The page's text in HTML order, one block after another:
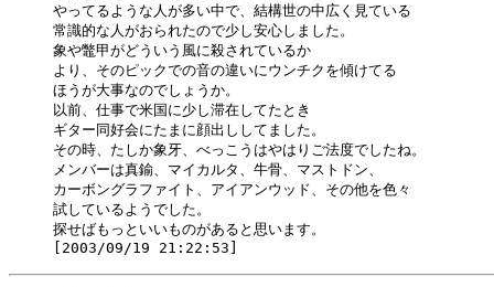
やってるような人が多い中で、結構世の中広く見ている
常識的な人がおられたので少し安心しました。
象や鼈甲がどういう風に殺されているか
より、そのピックでの音の違いにウンチクを傾けてる
ほうが大事なのでしょうか。
以前、仕事で米国に少し滞在してたとき
ギター同好会にたまに顔出ししてました。
その時、たしか象牙、べっこうはやはりご法度でしたね。
メンバーは真鍮、マイカルタ、牛骨、マストドン、
カーボングラファイト、アイアンウッド、その他を色々
試しているようでした。
探せばもっといいものがあると思います。